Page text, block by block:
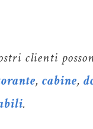
clienti
,cabine,
.